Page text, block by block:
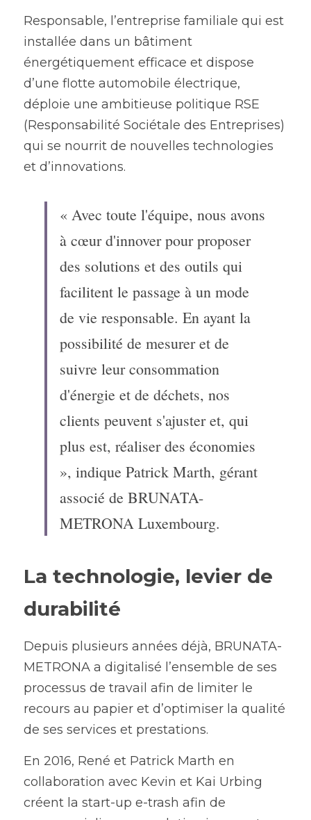
Responsable, l’entreprise familiale qui est
installée dans un bâtiment
énergétiquement efficace et dispose
d’une flotte automobile électrique,
déploie une ambitieuse politique RSE
(Responsabilité Sociétale des Entreprises)
qui se nourrit de nouvelles technologies
et d’innovations.
« Avec toute l'équipe, nous avons
à cœur d'innover pour proposer
des solutions et des outils qui
facilitent le passage à un mode
de vie responsable. En ayant la
possibilité de mesurer et de
suivre leur consommation
d'énergie et de déchets, nos
clients peuvent s'ajuster et, qui
plus est, réaliser des économies
», indique Patrick Marth, gérant
associé de BRUNATA-
METRONA Luxembourg.
La technologie, levier de
durabilité
Depuis plusieurs années déjà, BRUNATA-
METRONA a digitalisé l’ensemble de ses
processus de travail afin de limiter le
recours au papier et d’optimiser la qualité
de ses services et prestations.
En 2016, René et Patrick Marth en
collaboration avec Kevin et Kai Urbing
créent la start-up e-trash afin de